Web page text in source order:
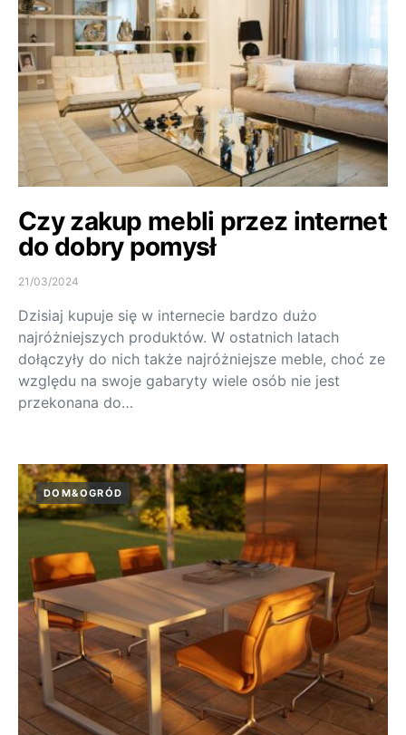
Czy zakup mebli przez internet
do dobry pomysł
21/03/2024
Dzisiaj kupuje się w internecie bardzo dużo
najróżniejszych produktów. W ostatnich latach
dołączyły do nich także najróżniejsze meble, choć ze
względu na swoje gabaryty wiele osób nie jest
przekonana do…
DOM&OGRÓD